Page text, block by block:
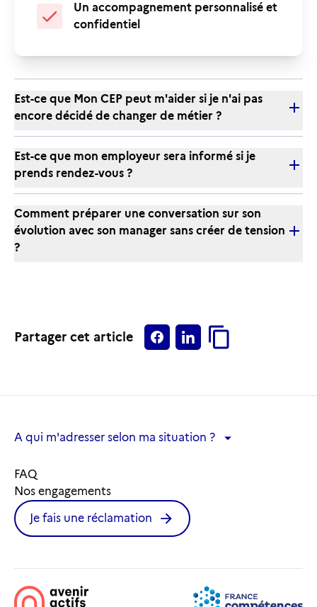
Un accompagnement personnalisé et
confidentiel
Est-ce que Mon CEP peut m'aider si je n'ai pas
encore décidé de changer de métier ?
Est-ce que mon employeur sera informé si je
prends rendez-vous ?
Comment préparer une conversation sur son
évolution avec son manager sans créer de tension
?
Partager cet article
A qui m'adresser selon ma situation ?
FAQ
Nos engagements
Je fais une réclamation